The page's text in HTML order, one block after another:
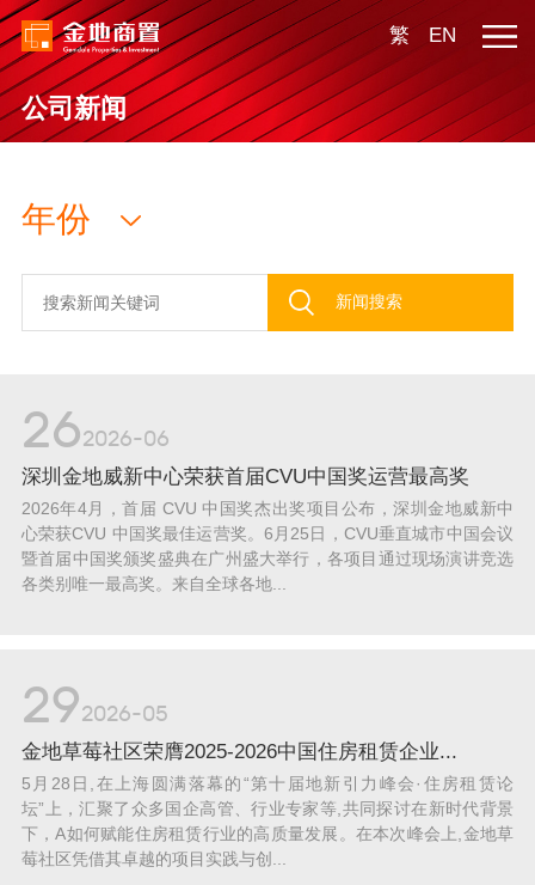
繁 EN
公司新闻
新闻搜索
262026-06
深圳金地威新中心荣获首届CVU中国奖运营最高奖
2026年4月，首届 CVU 中国奖杰出奖项目公布，深圳金地威新中
心荣获CVU 中国奖最佳运营奖。6月25日，CVU垂直城市中国会议
暨首届中国奖颁奖盛典在广州盛大举行，各项目通过现场演讲竞选
各类别唯一最高奖。来自全球各地...
292026-05
金地草莓社区荣膺2025-2026中国住房租赁企业...
5月28日,在上海圆满落幕的“第十届地新引力峰会·住房租赁论
坛”上，汇聚了众多国企高管、行业专家等,共同探讨在新时代背景
下，A如何赋能住房租赁行业的高质量发展。在本次峰会上,金地草
莓社区凭借其卓越的项目实践与创...